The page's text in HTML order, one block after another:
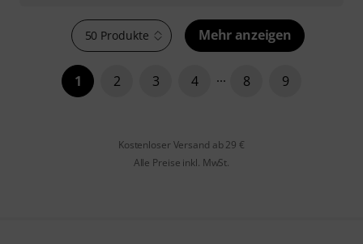
50 Produkte Mehr anzeigen
1 2 3 4 8 9
Kostenloser Versand ab 29 €
Alle Preise inkl. MwSt.